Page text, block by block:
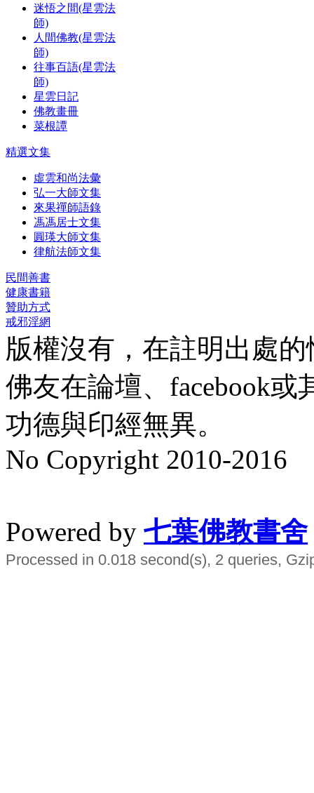
迷悟之間(星雲法
師)
人間佛教(星雲法
師)
往事百語(星雲法
師)
星雲日記
佛教畫冊
菜根譚
精選文集
虛雲和尚法彙
弘一大師文集
來果禪師語錄
馮馮居士文集
圓瑛大師文集
律航法師文集
民間善書
健康書籍
贊助方式
戒邪淫網
版權沒有，在註明出處
佛友在論壇、facebook
功德與印經無異。
No Copyright 2010-2016
Powered by 七葉佛教書舍
Processed in 0.018 second(s), 2 queries,